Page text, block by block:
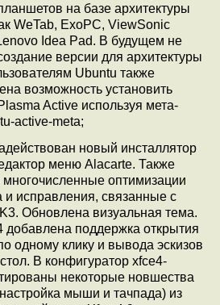
на базе архитектуры
WeTab, ExoPC, ViewSonic
Idea Pad. В будущем не
версии для архитектуры
Ubuntu также
возможность установить
Active используя мета-
active-meta;
новый инсталлятор
меню Alacarte. Также
многочисленные оптимизации
и исправления, связанные с
Обновлена визуальная тема.
добавлена поддержка открытия
одному клику и вывода эскизов
В конфигуратор xfce4-
некоторые новшества
мыши и тачпада) из